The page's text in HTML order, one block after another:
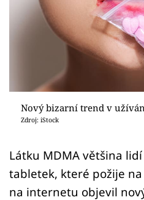
Sex a vztahy
Sledujte prima+
Přihlášení
Sledujte nás
Nový bizarní trend v
Zdroj: iStock
Látku MDMA většina
tabletek, které požije
na internetu objevil